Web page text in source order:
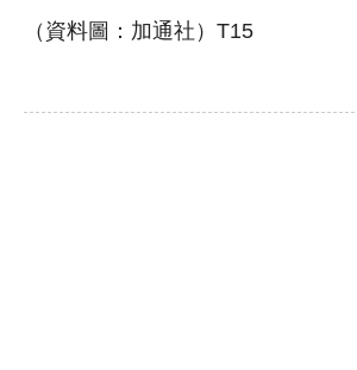
（資料圖：加通社）T15